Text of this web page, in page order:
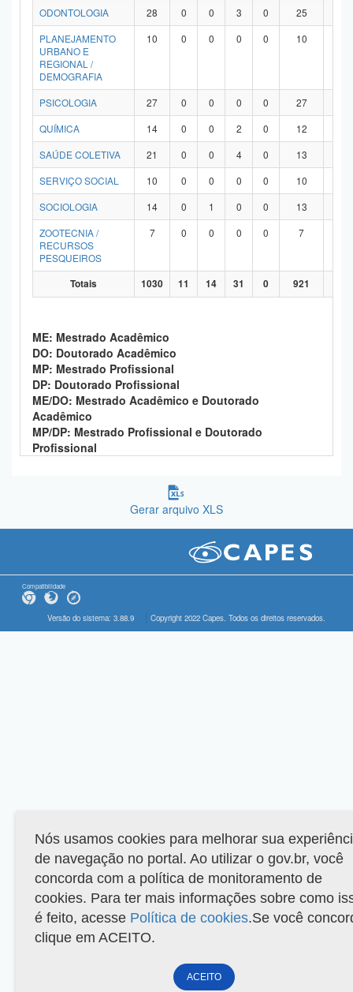
ODONTOLOGIA
28 0 0 3 0 25
PLANEJAMENTO
URBANO E
REGIONAL /
DEMOGRAFIA
10 0 0 0 0 10
PSICOLOGIA 27 0 0 0 0 27
QUÍMICA
14 0 0 2 0 12
SAÚDE COLETIVA
21 0 0 4 0 13
SERVIÇO SOCIAL
10 0 0 0 0 10
SOCIOLOGIA
14 0 1 0 0 13
ZOOTECNIA /
RECURSOS
PESQUEIROS
7 0 0 0 0 7
Totais 1030 11 14 31 0 921
ME: Mestrado Acadêmico
DO: Doutorado Acadêmico
MP: Mestrado Profissional
DP: Doutorado Profissional
ME/DO: Mestrado Acadêmico e Doutorado
Acadêmico
MP/DP: Mestrado Profissional e Doutorado
Profissional
Gerar arquivo XLS
Compatibilidade
Versão do sistema: 3.88.9 Copyright 2022 Capes. Todos os direitos reservados.
Nós usamos cookies para melhorar sua
de navegação no portal. Ao utilizar o gov.br, você
concorda com a política de monitoramento de
cookies. Para ter mais informações sobre como
é feito, acesse Política de cookies.Se você
clique em ACEITO.
ACEITO